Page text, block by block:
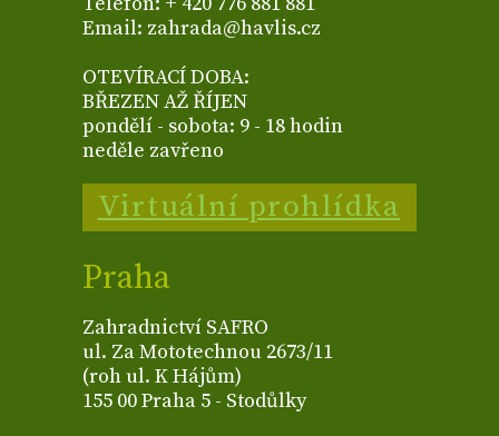
Email: zahrada@havlis.cz
OTEVÍRACÍ DOBA:
BŘEZEN AŽ ŘÍJEN
pondělí - sobota: 9 - 18 hodin
neděle zavřeno
Virtuální prohlídka
Praha
Zahradnictví SAFRO
ul. Za Mototechnou 2673/11
(roh ul. K Hájům)
155 00 Praha 5 - Stodůlky